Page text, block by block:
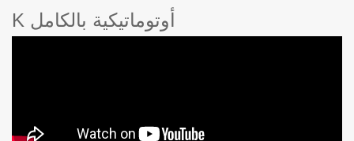
K أوتوماتيكية بالكامل